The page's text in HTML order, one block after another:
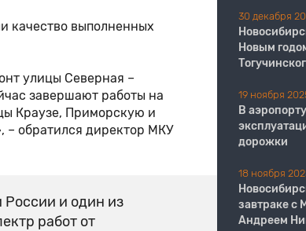
качество выполненных
улицы Северная –
завершают работы на
Краузе, Приморскую и
– обратился директор МКУ
и один из
работ от
30 декабря
Новым
19 ноября
В
дорожки
18 ноября
завтраке с
Андреем